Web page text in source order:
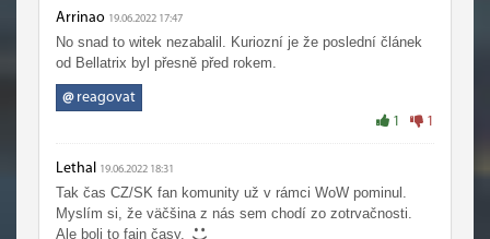
Arrinao 19.06.2022 17:47
No snad to witek nezabalil. Kuriozní je že poslední článek
od Bellatrix byl přesně před rokem.
@reagovat
1 1
Lethal 19.06.2022 18:31
Tak čas CZ/SK fan komunity už v rámci WoW pominul.
Myslím si, že väčšina z nás sem chodí zo zotrvačnosti.
Ale boli to fajn časy.